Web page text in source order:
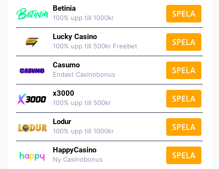
Betinia
100% upp till 1000kr SPELA
Lucky Casino
100% upp till 500kr Freebet SPELA
Casumo
Endast Casinobonus SPELA
x3000
100% upp till 500kr SPELA
Lodur
100% upp till 1000kr SPELA
HappyCasino
Ny Casinobonus SPELA